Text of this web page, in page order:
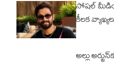
సోషల్‌
కీలక
అల్లు